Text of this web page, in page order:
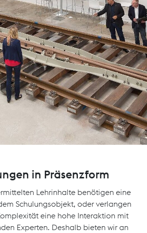
in Präsenzform
Lehrinhalte benötigen eine
Schulungsobjekt, oder verlangen
eine hohe Interaktion mit
Experten. Deshalb bieten wir an